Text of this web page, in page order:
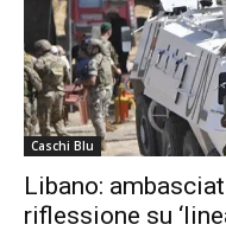
Caschi Blu
Libano:
riflessione su